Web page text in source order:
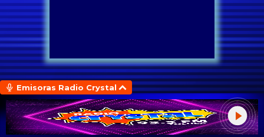
Emisoras Radio Crystal